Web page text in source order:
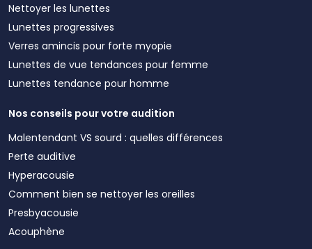
Nettoyer les lunettes
Lunettes progressives
Verres amincis pour forte myopie
Lunettes de vue tendances pour femme
Lunettes tendance pour homme
Nos conseils pour votre audition
Malentendant VS sourd : quelles différences
Perte auditive
Hyperacousie
Comment bien se nettoyer les oreilles
Presbyacousie
Acouphène